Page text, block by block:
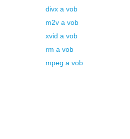
divx a vob
m2v a vob
xvid a vob
rm a vob
mpeg a vob